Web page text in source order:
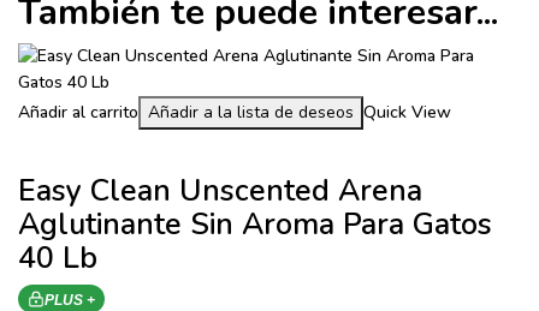
También te puede interesar...
Añadir al carrito Añadir a la lista de deseos Quick View
Easy Clean Unscented Arena
Aglutinante Sin Aroma Para Gatos
40 Lb
PLUS +